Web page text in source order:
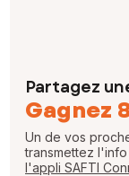
Partagez
Gagnez
Un de vos
transmettez
l'appli SAFTI